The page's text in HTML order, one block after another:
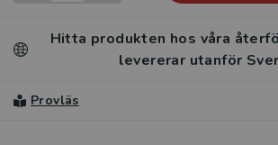
Hitta produkten hos våra
levererar utanför
Provläs